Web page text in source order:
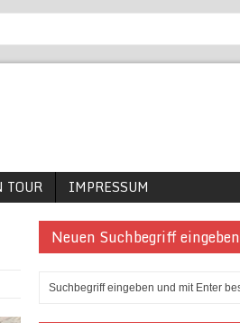
TOUR IMPRESSUM
Neuen Suchbegriff eingeben